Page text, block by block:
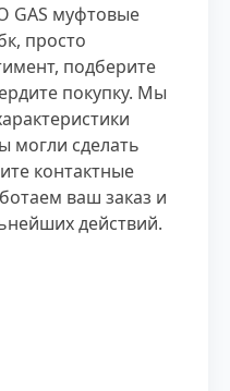
GAS муфтовые
просто
подберите
покупку. Мы
могли сделать
контактные
ваш заказ и
действий.